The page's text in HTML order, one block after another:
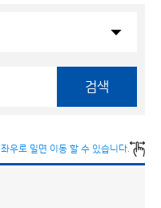
검색
좌우로 밀면 이동 할 수 있습니다.